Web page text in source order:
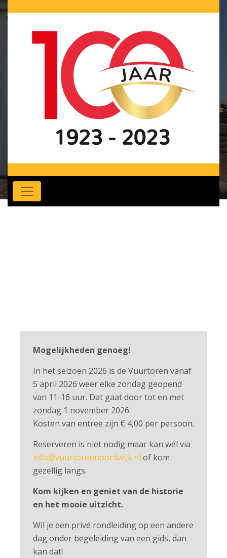
Openingstijden
Mogelijkheden genoeg!
In het seizoen 2026 is de Vuurtoren vanaf
5 april 2026 weer elke zondag geopend
van 11-16 uur. Dat gaat door tot en met
zondag 1 november 2026.
Kosten van entree zijn € 4,00 per persoon.
Reserveren is niet nodig maar kan wel via
info@vuurtorennoordwijk.nl of kom
gezellig langs.
Kom kijken en geniet van de historie
en het mooie uitzicht.
Wil je een privé rondleiding op een andere
dag onder begeleiding van een gids, dan
kan dat!